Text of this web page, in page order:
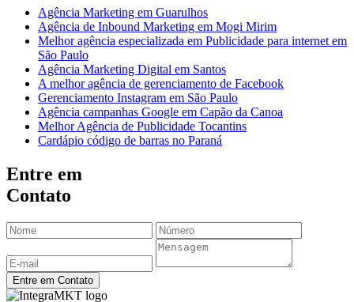
Agência Marketing em Guarulhos
Agência de Inbound Marketing em Mogi Mirim
Melhor agência especializada em Publicidade para internet em
São Paulo
Agência Marketing Digital em Santos
A melhor agência de gerenciamento de Facebook
Gerenciamento Instagram em São Paulo
Agência campanhas Google em Capão da Canoa
Melhor Agência de Publicidade Tocantins
Cardápio código de barras no Paraná
Entre em
Contato
Entre em Contato